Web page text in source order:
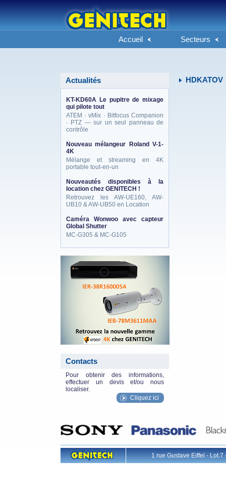
Accueil Secteurs
Actualités
KT-KD60A Le pupitre de mixage
qui pilote tout
ATEM · vMix · Bitfocus Companion
· PTZ — sur un seul panneau de
contrôle
Nouveau mélangeur Roland V-1-
4K
Mélange et streaming en 4K
portable tout-en-un
Nouveautés disponibles à la
location chez GENITECH !
Retrouvez les AW-UE160, AW-
UB10 & AW-UB50 en Location
Caméra Wonwoo avec capteur
Global Shutter
MC-G305 & MC-G105
Contacts
Pour obtenir des informations,
effectuer un devis et/ou nous
localiser.
Cliquez ici
HDKATOV
1 rue Gustave Eiffel -